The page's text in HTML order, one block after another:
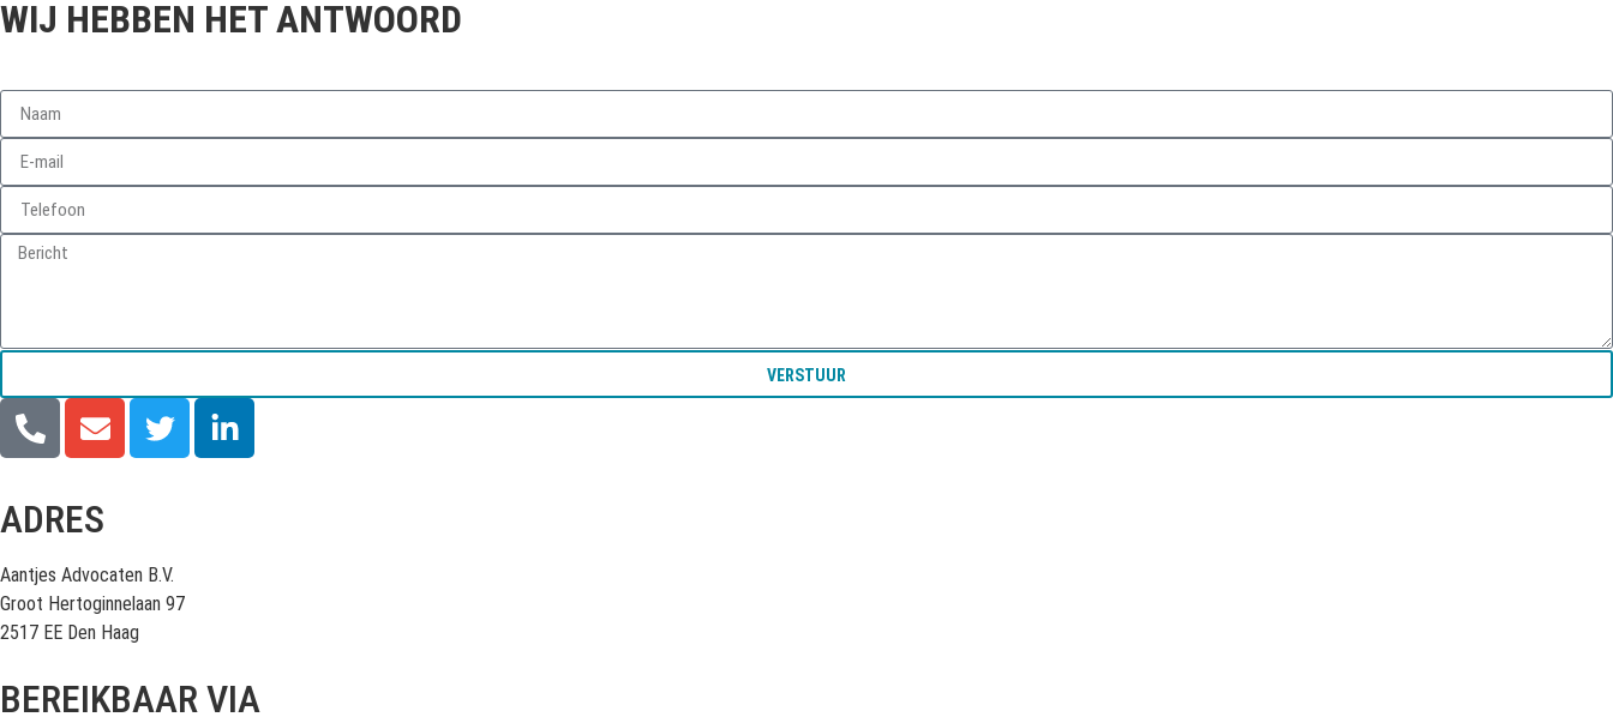
WIJ HEBBEN HET ANTWOORD
VERSTUUR
ADRES
Aantjes Advocaten B.V.
Groot Hertoginnelaan 97
2517 EE Den Haag
BEREIKBAAR VIA